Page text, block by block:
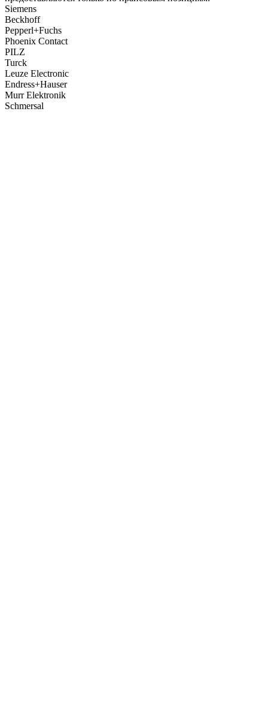
Siemens
Beckhoff
Pepperl+Fuchs
Phoenix Contact
PILZ
Turck
Leuze Electronic
Endress+Hauser
Murr Elektronik
Schmersal